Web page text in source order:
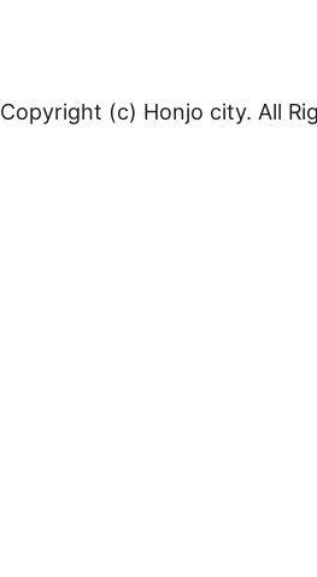
Copyright (c) Honjo city. All